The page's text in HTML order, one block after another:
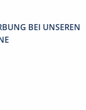
BEI UNSEREN